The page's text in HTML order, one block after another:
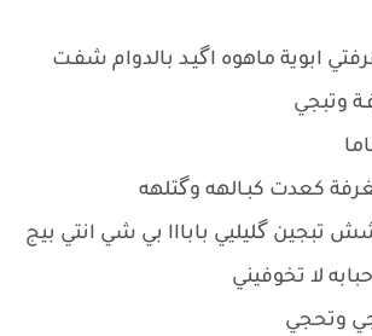
ابوية ماهوه اگيـد بالدوام شفـت
وتبجي
كعدت كبـالهه وگتلهه
تبجين گليليي بابااا بي شي انتي بيج
لا تخوفيني
وتحجي